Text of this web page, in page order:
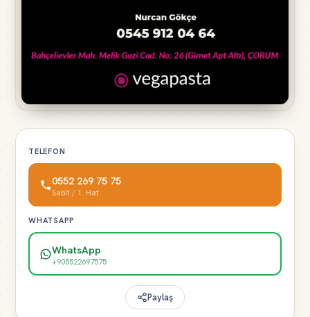
TELEFON
0552 269 75 75
Sabit / 1. Hat
WHATSAPP
WhatsApp
+905522697575
Paylaş